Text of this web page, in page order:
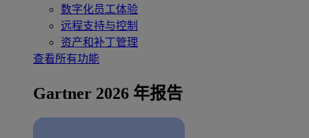
数字化员工体验
远程支持与控制
资产和补丁管理
查看所有功能
Gartner 2026 年报告